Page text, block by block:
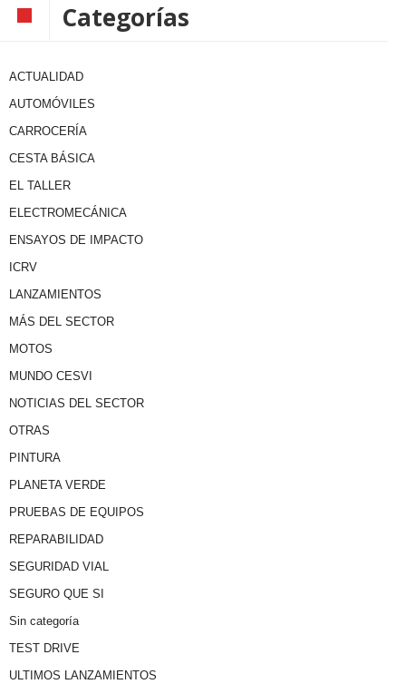
Categorías
ACTUALIDAD
AUTOMÓVILES
CARROCERÍA
CESTA BÁSICA
EL TALLER
ELECTROMECÁNICA
ENSAYOS DE IMPACTO
ICRV
LANZAMIENTOS
MÁS DEL SECTOR
MOTOS
MUNDO CESVI
NOTICIAS DEL SECTOR
OTRAS
PINTURA
PLANETA VERDE
PRUEBAS DE EQUIPOS
REPARABILIDAD
SEGURIDAD VIAL
SEGURO QUE SI
Sin categoría
TEST DRIVE
ULTIMOS LANZAMIENTOS